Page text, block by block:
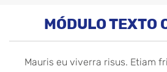
MÓDULO TEXTO
Mauris eu viverra risus. Etiam